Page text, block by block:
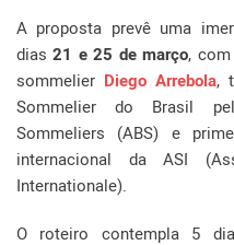
A proposta prevê uma
dias 21 e 25 de março, com
sommelier Diego Arrebola,
Sommelier do Brasil
Sommeliers (ABS) e
internacional da ASI
Internationale).
O roteiro contempla 5